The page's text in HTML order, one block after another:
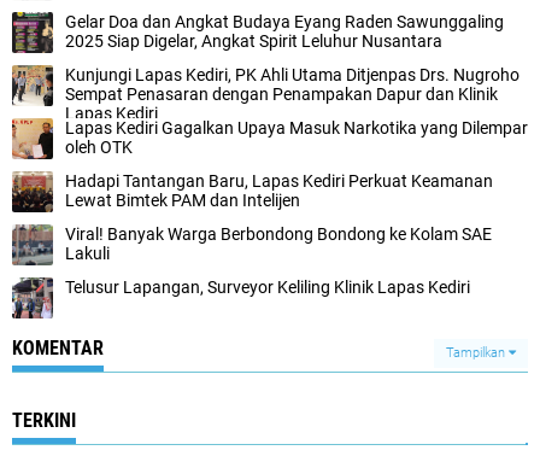
Gelar Doa dan Angkat Budaya Eyang Raden Sawunggaling
2025 Siap Digelar, Angkat Spirit Leluhur Nusantara
Kunjungi Lapas Kediri, PK Ahli Utama Ditjenpas Drs. Nugroho
Sempat Penasaran dengan Penampakan Dapur dan Klinik
Lapas Kediri
Lapas Kediri Gagalkan Upaya Masuk Narkotika yang Dilempar
oleh OTK
Hadapi Tantangan Baru, Lapas Kediri Perkuat Keamanan
Lewat Bimtek PAM dan Intelijen
Viral! Banyak Warga Berbondong Bondong ke Kolam SAE
Lakuli
Telusur Lapangan, Surveyor Keliling Klinik Lapas Kediri
KOMENTAR Tampilkan
TERKINI